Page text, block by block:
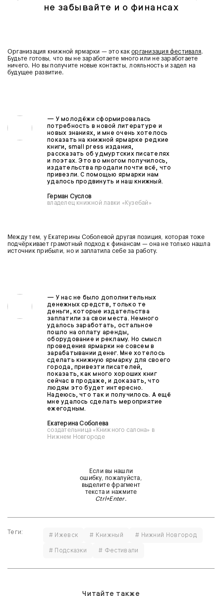
не забывайте и о финансах
Организация книжной ярмарки — это какорганизация фестиваля.
Будьте готовы, что вы не заработаете много или не заработаете
ничего. Но вы получите новые контакты, лояльность и задел на
будущее развитие.
— У молодёжи сформировалась
потребность в новой литературе и
новых знаниях, и мне очень хотелось
показать на книжной ярмарке редкие
книги, small press издания,
рассказать об удмуртских писателях
и поэтах. Это во многом получилось,
издательства продали почти всё, что
привезли. С помощью ярмарки нам
удалось продвинуть и наш книжный.
Герман Суслов
владелец книжной лавки «Кузебай»
Между тем, у Екатерины Соболевой другая позиция, которая тоже
подчёркивает грамотный подход к финансам — она не только нашла
источник прибыли, но и заплатила себе за работу.
— У нас не было дополнительных
денежных средств, только те
деньги, которые издательства
заплатили за свои места. Немного
удалось заработать, остальное
пошло на оплату аренды,
оборудование и рекламу. Но смысл
проведения ярмарки не совсем в
зарабатывании денег. Мне хотелось
сделать книжную ярмарку для своего
города, привезти писателей,
показать, как много хороших книг
сейчас в продаже, и доказать, что
людям это будет интересно.
Надеюсь, что так и получилось. А ещё
мне удалось сделать мероприятие
ежегодным.
Екатерина Соболева
создательница «Книжного салона» в
Нижнем Новгороде
Если вы нашли
ошибку, пожалуйста,
выделите фрагмент
текста и нажмите
Ctrl+Enter.
Теги: # Ижевск # Книжный
# Нижний Новгород
# Подсказки
# Фестивали
Читайте также